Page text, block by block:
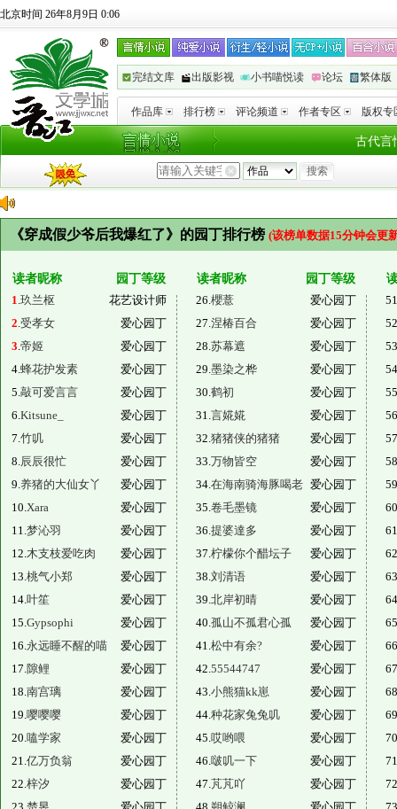
北京时间 26年8月9日 0:06
完结文库 出版影视 小书喵悦读 论坛 繁体版
作品库 排行榜 评论频道 作者专区 版权专
古代言
《穿成假少爷后我爆红了》的园丁排行榜 (该榜单数据15分钟会更
读者昵称
园丁等级
1.玖兰枢
花艺设计师
2.受孝女
爱心园丁
3.帝姬
爱心园丁
4.蜂花护发素
爱心园丁
5.敲可爱言言
爱心园丁
6.Kitsune_
爱心园丁
7.竹叽
爱心园丁
8.辰辰很忙
爱心园丁
9.养猪的大仙女丫
爱心园丁
10.Xara
爱心园丁
11.梦沁羽
爱心园丁
12.木支枝爱吃肉
爱心园丁
13.桃气小郑
爱心园丁
14.叶笙
爱心园丁
15.Gypsophi
爱心园丁
16.永远睡不醒的喵
爱心园丁
17.隙鲤
爱心园丁
18.南宫璃
爱心园丁
19.嘤嘤嘤
爱心园丁
20.嗑学家
爱心园丁
21.亿万负翁
爱心园丁
22.梓汐
爱心园丁
读者昵称
园丁等级
26.櫻薏
爱心园丁
27.涅椿百合
爱心园丁
28.苏幕遮
爱心园丁
29.墨染之桦
爱心园丁
30.鹤初
爱心园丁
31.言婲婲
爱心园丁
32.猪猪侠的猪猪
爱心园丁
33.万物皆空
爱心园丁
34.在海南骑海豚喝老 爱心园丁
35.卷毛墨镜
爱心园丁
36.提婆達多
爱心园丁
37.柠檬你个醋坛子
爱心园丁
38.刘清语
爱心园丁
39.北岸初晴
爱心园丁
40.孤山不孤君心孤
爱心园丁
41.松中有余?
爱心园丁
42.55544747
爱心园丁
43.小熊猫kk崽
爱心园丁
44.种花家兔兔叽
爱心园丁
45.哎哟喂
爱心园丁
46.啵叽一下
爱心园丁
47.芃芃吖
爱心园丁